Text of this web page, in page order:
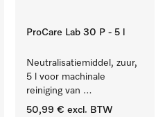
ProCare Lab 30 P - 5 l
Neutralisatiemiddel, zuur,
5 l voor machinale
reiniging van
laboratoriumglaswerk en -
50,99 € excl. BTW